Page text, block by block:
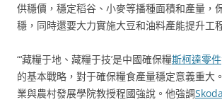
供穩價，穩定稻谷、小麥等播種面積和產量，
穩，同時還要大力實施大豆和油料產能提升工
“‘藏糧于地、藏糧于技’是中國確保糧斯柯達零件
的基本戰略，對于確保糧食產量穩定意義重大
業與農村發展學院教授程國強說。他強調